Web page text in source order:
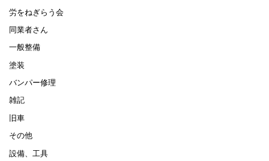
労をねぎらう会
同業者さん
一般整備
塗装
バンパー修理
雑記
旧車
その他
設備、工具